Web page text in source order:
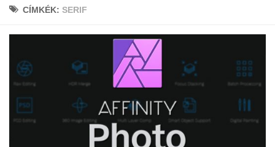
Hírek
Szoftver
Firmware
Tudástár
CÍMKÉK: SERIF